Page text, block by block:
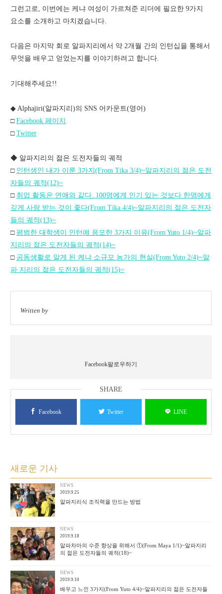
그런고로, 이번에는 케냐 여성이 가르쳐준 리더에 필요한 9가지
요소를 소개하고 마치겠습니다.
다음은 마지막 회로 알파지리에서 약 2개월 간의 인턴십을 통해서
무엇을 배우고 얻었는지를 이야기하려고 합니다.
기대해주세요!!
◆ Alphajiri(알파지리)의 SNS 어카운트(영어)
□ Facebook 페이지
□ Twitter
◆ 알파지리의 젊은 도전자들의 궤적
□ 인턴생인 내가 이룬 3가지(From Tika 3/4)~알파지리의 젊은 도전
자들의 궤적(12)~
□ 취업 활동은 연애와 같다. 100명에게 인기 있는 것보다 한명에게
깊게 사랑 받는 것이 좋다(From Tika 4/4)~알파지리의 젊은 도전자
들의 궤적(13)~
□ 평범한 대학생이 인턴에 응모한 3가지 이유(From Yuto 1/4)~알파
지리의 젊은 도전자들의 궤적(14)~
□ 공동생활로 알게 된 케냐 소규모 농가의 현실(From Yuto 2/4)~알
파 지리의 젊은 도전자들의 궤적(15)~
Facebook팔로우하기
Facebook Twitter LINE
새로운 기사
NEWS
2019.9.25
알파지리식 조직력을 만드는 방법
NEWS
2019.9.18
알파차마의 수준 향상을 위해서 ①(From Maya 1/1)~알파지리
의 젊은 도전자들의 궤적(18)~
NEWS
2019.9.10
배우고 느낀 3가지(From Yuto 4/4)~알파지리의 젊은 도전자들